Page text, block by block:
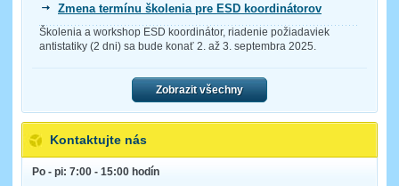
Zmena termínu školenia pre ESD koordinátorov
Školenia a workshop ESD koordinátor, riadenie požiadaviek
antistatiky (2 dni) sa bude konať 2. až 3. septembra 2025.
Zobrazit všechny
Kontaktujte nás
Po - pi: 7:00 - 15:00 hodín